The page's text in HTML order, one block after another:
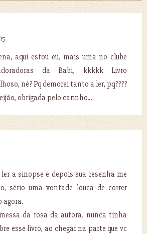
aqui estou eu, mais uma no clube
da Babi, kkkkk Livro
né? Pq demorei tanto a ler, pq????
obrigada pelo carinho...
a sinopse e depois sua resenha me
sério uma vontade louca de correr
agora.
da rosa da autora, nunca tinha
esse livro, ao chegar na parte que vc